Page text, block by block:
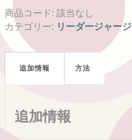
商品コード: 該当なし
カテゴリー: リーダージャージ
追加情報 方法
追加情報